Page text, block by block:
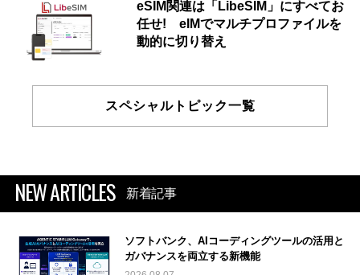
eSIM関連は「LibeSIM」にすべてお
任せ! eIMでマルチプロファイルを
動的に切り替え
スペシャルトピック一覧
NEW ARTICLES 新着記事
ソフトバンク、AIコーディングツールの活用と
ガバナンスを両立する新機能